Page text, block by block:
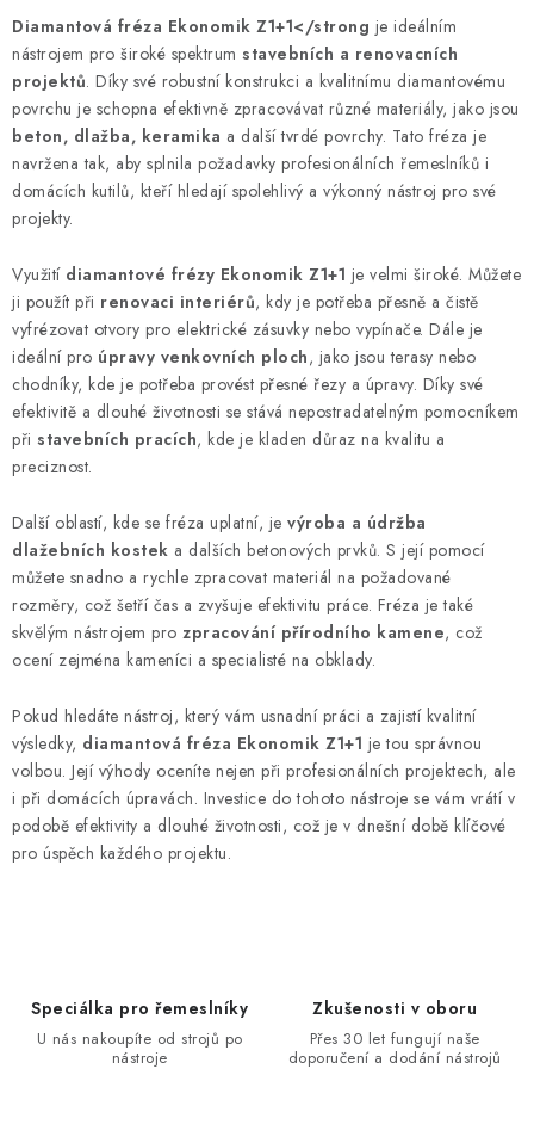
v
l
á
d
a
c
í
p
r
v
k
y
v
ý
p
i
s
u
Diamantová fréza Ekonomik Z1+1</strong je ideálním
nástrojem pro široké spektrum stavebních a renovacních
projektů. Díky své robustní konstrukci a kvalitnímu diamantovému
povrchu je schopna efektivně zpracovávat různé materiály, jako jsou
beton, dlažba, keramika a další tvrdé povrchy. Tato fréza je
navržena tak, aby splnila požadavky profesionálních řemeslníků i
domácích kutilů, kteří hledají spolehlivý a výkonný nástroj pro své
projekty.
Využití diamantové frézy Ekonomik Z1+1 je velmi široké. Můžete
ji použít při renovaci interiérů, kdy je potřeba přesně a čistě
vyfrézovat otvory pro elektrické zásuvky nebo vypínače. Dále je
ideální pro úpravy venkovních ploch, jako jsou terasy nebo
chodníky, kde je potřeba provést přesné řezy a úpravy. Díky své
efektivitě a dlouhé životnosti se stává nepostradatelným pomocníkem
při stavebních pracích, kde je kladen důraz na kvalitu a
preciznost.
Další oblastí, kde se fréza uplatní, je výroba a údržba
dlažebních kostek a dalších betonových prvků. S její pomocí
můžete snadno a rychle zpracovat materiál na požadované
rozměry, což šetří čas a zvyšuje efektivitu práce. Fréza je také
skvělým nástrojem pro zpracování přírodního kamene, což
ocení zejména kameníci a specialisté na obklady.
Pokud hledáte nástroj, který vám usnadní práci a zajistí kvalitní
výsledky, diamantová fréza Ekonomik Z1+1 je tou správnou
volbou. Její výhody oceníte nejen při profesionálních projektech, ale
i při domácích úpravách. Investice do tohoto nástroje se vám vrátí v
podobě efektivity a dlouhé životnosti, což je v dnešní době klíčové
pro úspěch každého projektu.
Speciálka pro řemeslníky
U nás nakoupíte od strojů po
nástroje
Zkušenosti v oboru
Přes 30 let fungují naše
doporučení a dodání nástrojů